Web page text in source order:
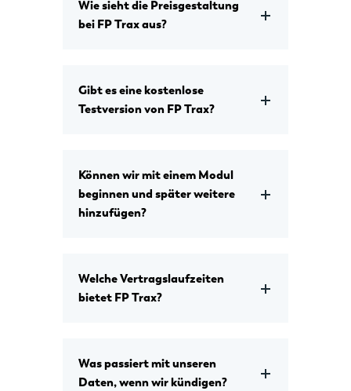
Wie sieht die Preisgestaltung
bei FP Trax aus?
Gibt es eine kostenlose
Testversion von FP Trax?
Können wir mit einem Modul
beginnen und später weitere
hinzufügen?
Welche Vertragslaufzeiten
bietet FP Trax?
Was passiert mit unseren
Daten, wenn wir kündigen?